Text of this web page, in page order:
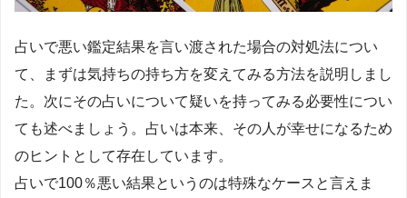
占いで悪い鑑定結果を言い渡された場合の対処法につい
て、まずは気持ちの持ち方を変えてみる方法を説明しまし
た。次にその占いについて疑いを持ってみる必要性につい
ても述べましょう。占いは本来、その人が幸せになるため
のヒントとして存在しています。
占いで100％悪い結果というのは特殊なケースと言えま